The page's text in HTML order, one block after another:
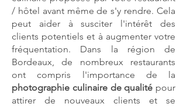
/ hôtel avant même de s'y rendre. Cela
peut aider à susciter l'intérêt des
clients potentiels et à augmenter votre
fréquentation. Dans la région de
Bordeaux, de nombreux restaurants
ont compris l'importance de la
photographie culinaire de qualité pour
attirer de nouveaux clients et se